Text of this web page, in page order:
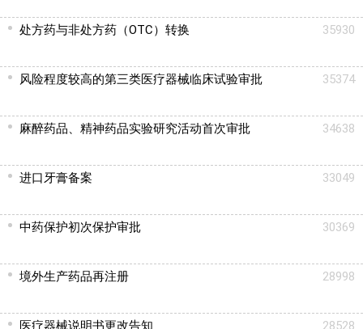
处方药与非处方药（OTC）转换 35930
风险程度较高的第三类医疗器械临床试验审批 35374
麻醉药品、精神药品实验研究活动首次审批 34638
进口牙膏备案 33049
中药保护初次保护审批 30369
境外生产药品再注册 28998
医疗器械说明书更改告知 28528